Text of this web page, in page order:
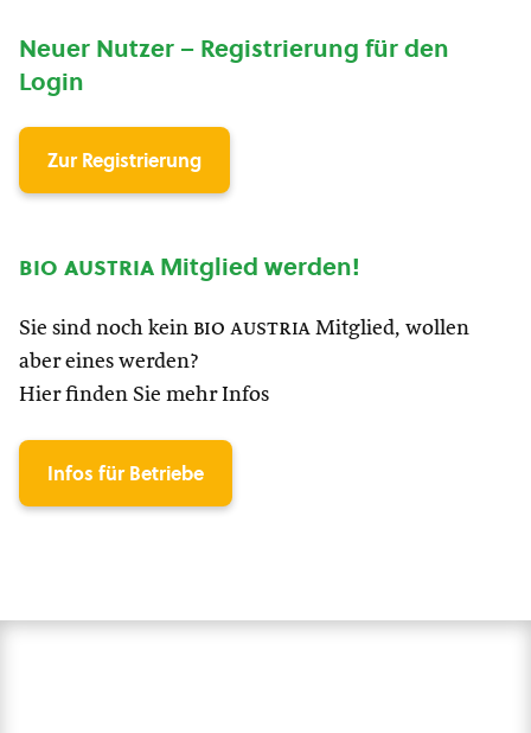
Neuer Nutzer – Registrierung für den
Login
Zur Registrierung
bio austria Mitglied werden!
Sie sind noch kein bio austria Mitglied, wollen
aber eines werden?
Hier finden Sie mehr Infos
Infos für Betriebe